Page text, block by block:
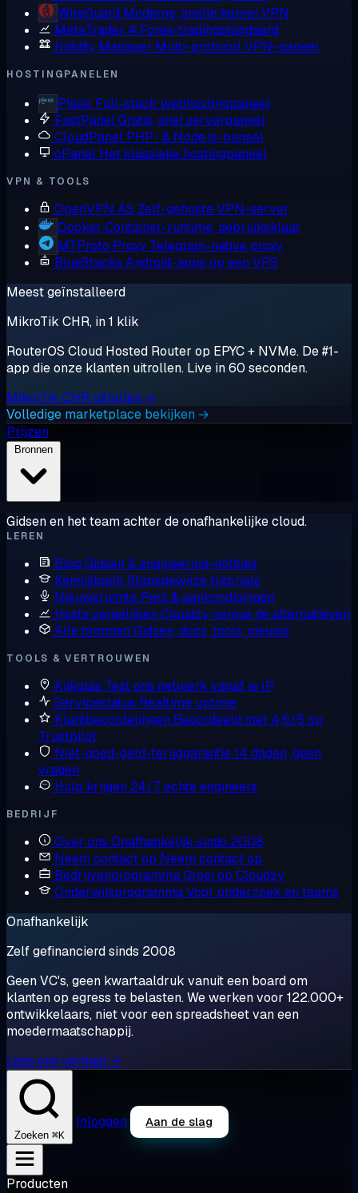
WireGuard Moderne, snelle kernel VPN
MetaTrader 4 Forex-tradingstandaard
Hiddify Manager Multi-protocol VPN-paneel
HOSTINGPANELEN
Plesk Full-stack webhostingpaneel
FastPanelGratis, snel serverpaneel
CloudPanel PHP- & Node.js-paneel
cPanel Het klassieke hostingpaneel
VPN & TOOLS
OpenVPN AS Zelf-gehoste VPN-server
Docker Container-runtime, gebruiksklaar
MTProto Proxy Telegram-native proxy
BlueStacks Android-apps op een VPS
Meest geïnstalleerd
MikroTik CHR, in 1 klik
RouterOS Cloud Hosted Router op EPYC + NVMe. De #1-
app die onze klanten uitrollen. Live in 60 seconden.
MikroTik CHR uitrollen →
Volledige marketplace bekijken →
Prijzen
Gidsen en het team achter de onafhankelijke cloud.
LEREN
Blog Gidsen & engineering-notities
Kennisbank Stapsgewijze tutorials
Nieuwsruimte Pers & aankondigingen
Hosts vergelijken Cloudzy versus de alternatieven
Alle bronnen Gidsen, docs, tools, nieuws
TOOLS & VERTROUWEN
Kijkglas Test ons netwerk vanaf je IP
Servicestatus Realtime uptime
Klantbeoordelingen Beoordeeld met 4,6/5 op
Trustpilot
Niet-goed-geld-teruggarantie14 dagen, geen
vragen
Hulp krijgen 24/7, echte engineers
BEDRIJF
Over ons Onafhankelijk sinds 2008
Neem contact op Neem contact op
BedrijvenprogrammaGroei op Cloudzy
OnderwijsprogrammaVoor onderzoek en teams
Onafhankelijk
Zelf gefinancierd sinds 2008
Geen VC's, geen kwartaaldruk vanuit een board om
klanten op egress te belasten. We werken voor 122.000+
ontwikkelaars, niet voor een spreadsheet van een
moedermaatschappij.
Lees ons verhaal →
Zoeken ⌘K
Inloggen Aan de slag
Producten